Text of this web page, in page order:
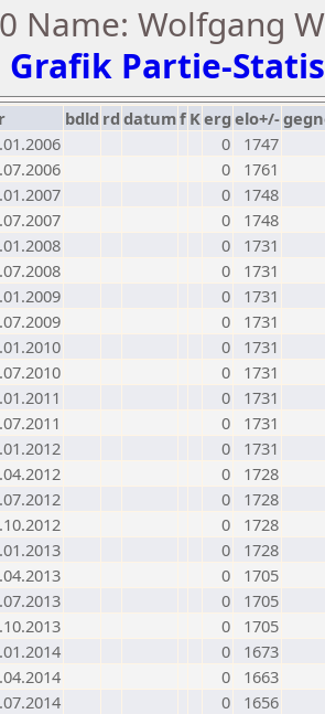
Name: Wolfgang
Grafik Partie-
bdld rd datumf Kerg elo+/-
0
1747
0
1761
0
1748
0
1748
0
1731
0
1731
0
1731
0
1731
0
1731
0
1731
0
1731
0
1731
0
1731
0
1728
0
1728
0
1728
0
1728
0
1705
0
1705
0
1705
0
1673
0
1663
0
1656